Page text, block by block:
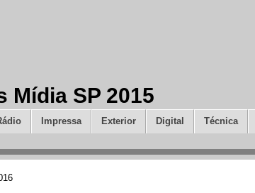
Mídia SP 2015
Impressa Exterior Digital Técnica